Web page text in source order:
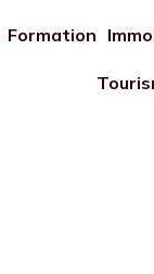
Formation